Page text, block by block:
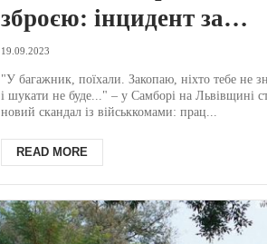
зброєю: інцидент за
участі членів ТЦК на
Заході України
ДБР (ФОТО, ВІДЕО
19.09.2023
"У багажник, поїхали. Закопаю, ніхто тебе не
і шукати не буде..." – у Самборі на Львівщині
новий скандал із військкомами: прац...
READ MORE